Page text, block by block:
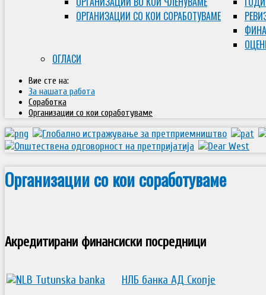
ОРГАНИЗАЦИИ СО КОИ СОРАБОТУВАМЕ
ОГЛАСИ
Вие сте на:
За нашата работа
Соработка
Организации со кои соработуваме
Организации со кои соработуваме
Акредитирани финансиски посредници
НЛБ банка АД Скопје